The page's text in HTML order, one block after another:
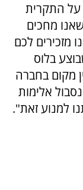
על התקרית
מחכים
מזכירים לכם
בלוס
מקום בחברה
אלימות
למנוע זאת".